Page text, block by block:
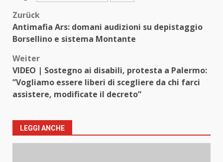
Beitragsnavigation
Zurück
Antimafia Ars: domani audizioni su depistaggio
Borsellino e sistema Montante
Weiter
VIDEO | Sostegno ai disabili, protesta a Palermo:
”Vogliamo essere liberi di scegliere da chi farci
assistere, modificate il decreto”
LEGGI ANCHE